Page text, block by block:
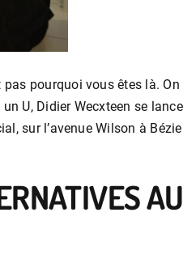
pourquoi vous êtes là.
U, Didier Wecxteen se
sur l’avenue Wilson à